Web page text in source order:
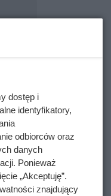
dostęp i
identyfikatory,
odbiorców oraz
danych
Ponieważ
„Akceptuję”.
znajdujący